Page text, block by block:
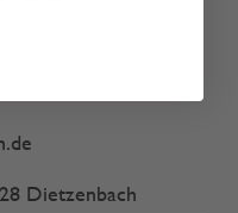
Dietzenbach